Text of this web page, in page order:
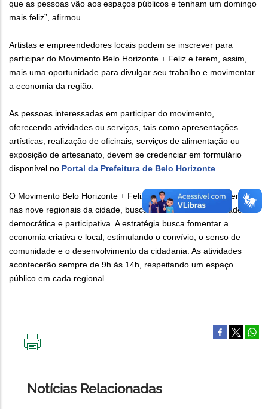
que as pessoas vão aos espaços públicos e tenham um domingo
mais feliz”, afirmou.
Artistas e empreendedores locais podem se inscrever para
participar do Movimento Belo Horizonte + Feliz e terem, assim,
mais uma oportunidade para divulgar seu trabalho e movimentar
a economia da região.
As pessoas interessadas em participar do movimento,
oferecendo atividades ou serviços, tais como apresentações
artísticas, realização de oficinais, serviços de alimentação ou
exposição de artesanato, devem se credenciar em formulário
disponível no Portal da Prefeitura de Belo Horizonte
O Movimento Belo Horizonte + Feliz ocorrerá simultaneamente
nas nove regionais da cidade, buscando criar uma identidade
democrática e participativa. A estratégia busca fomentar a
economia criativa e local, estimulando o convívio, o senso de
comunidade e o desenvolvimento da cidadania. As atividades
acontecerão sempre de 9h às 14h, respeitando um espaço
público em cada regional.
Notícias Relacionadas